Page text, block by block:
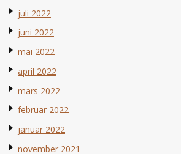
juli 2022
juni 2022
mai 2022
april 2022
mars 2022
februar 2022
januar 2022
november 2021